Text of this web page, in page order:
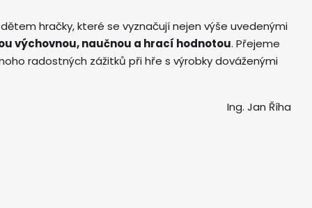
hračky, které se vyznačují nejen výše uvedenými
výchovnou, naučnou a hrací hodnotou. Přejeme
radostných zážitků při hře s výrobky dováženými
Ing. Jan Říha